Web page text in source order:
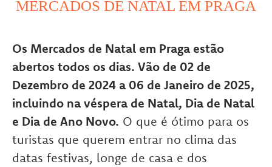
MERCADOS DE NATAL EM PRAGA
Os Mercados de Natal em Praga estão
abertos todos os dias. Vão de 02 de
Dezembro de 2024 a 06 de Janeiro de 2025,
incluindo na véspera de Natal, Dia de Natal
e Dia de Ano Novo. O que é ótimo para os
turistas que querem entrar no clima das
datas festivas, longe de casa e dos